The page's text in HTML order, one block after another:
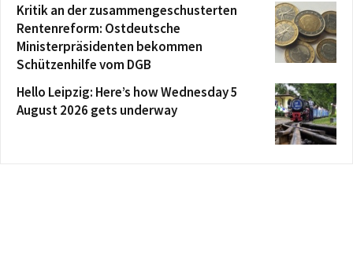
Kritik an der zusammengeschusterten
Rentenreform: Ostdeutsche
Ministerpräsidenten bekommen
Schützenhilfe vom DGB
Hello Leipzig: Here’s how Wednesday 5
August 2026 gets underway